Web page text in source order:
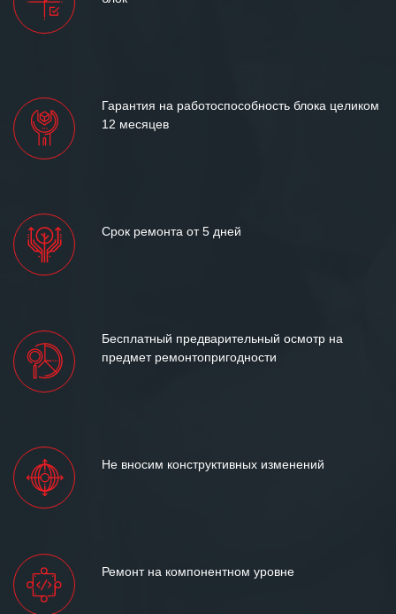
Гарантия на работоспособность блока целиком
12 месяцев
Срок ремонта от 5 дней
Бесплатный предварительный осмотр на
предмет ремонтопригодности
Не вносим конструктивных изменений
Ремонт на компонентном уровне